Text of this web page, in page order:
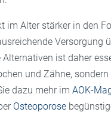
im Alter stärker in den
Versorgung
ist daher
und Zähne,
dazu mehr im AOK-
Osteoporose